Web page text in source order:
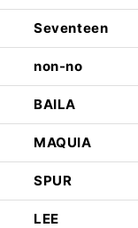
Seventeen
non-no
BAILA
MAQUIA
SPUR
LEE